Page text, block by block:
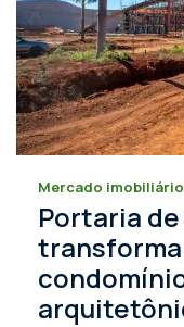
Mercado imobiliário
Portaria